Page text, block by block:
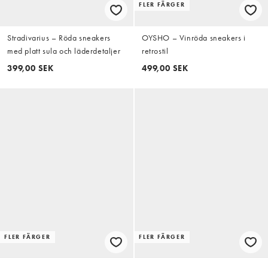
Stradivarius – Röda sneakers
med platt sula och läderdetaljer
399,00 SEK
FLER FÄRGER
OYSHO – Vinröda sneakers i
retrostil
499,00 SEK
FLER FÄRGER FLER FÄRGER